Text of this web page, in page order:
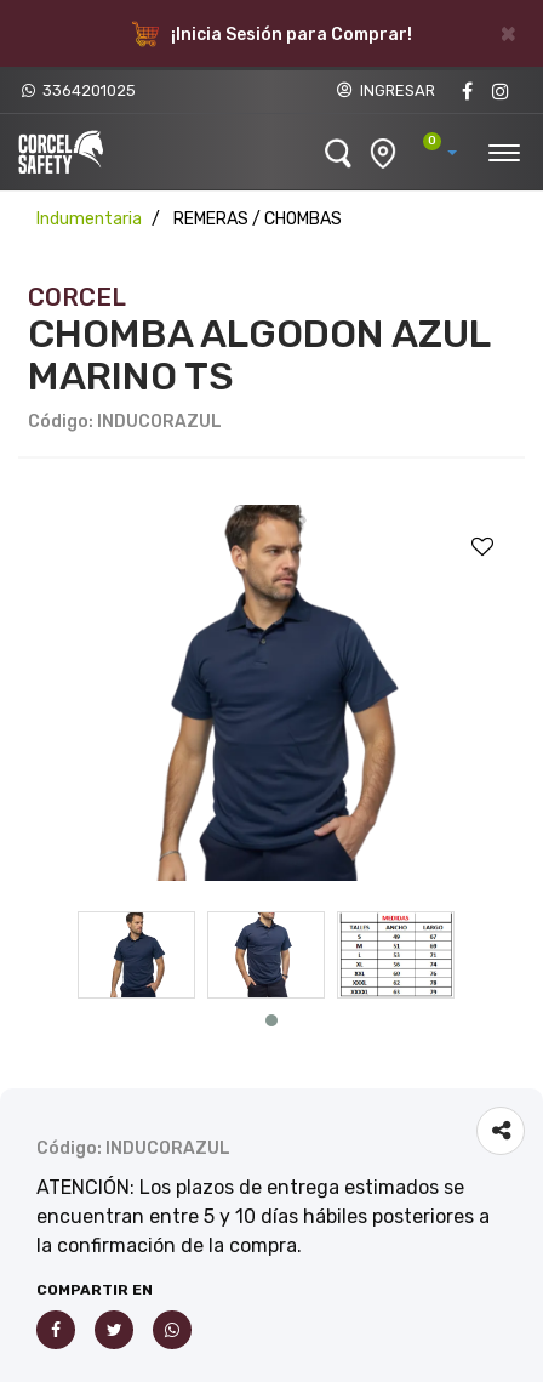
×
¡Inicia Sesión para Comprar!
3364201025 INGRESAR
0
Indumentaria REMERAS / CHOMBAS
CORCEL
CHOMBA ALGODON AZUL
MARINO TS
Código: INDUCORAZUL
Código: INDUCORAZUL
ATENCIÓN: Los plazos de entrega estimados se
encuentran entre 5 y 10 días hábiles posteriores a
la confirmación de la compra.
COMPARTIR EN